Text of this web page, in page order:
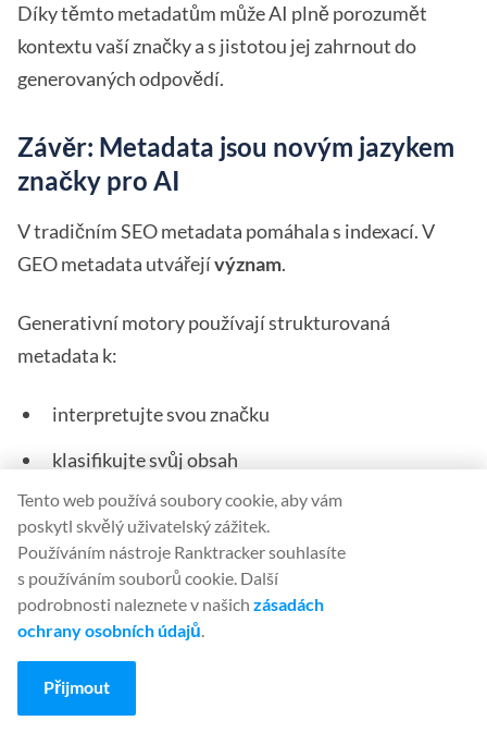
Díky těmto metadatům může AI plně porozumět
kontextu vaší značky a s jistotou jej zahrnout do
generovaných odpovědí.
Závěr: Metadata jsou novým jazykem
značky pro AI
V tradičním SEO metadata pomáhala s indexací. V
GEO metadata utvářejívýznam.
Generativní motory používají strukturovaná
metadata k:
interpretujte svou značku
klasifikujte svůj obsah
zmapujte své vztahy
ověřte své atributy
zjistěte svou odbornost
vyberte si odpovědi
integrujte se do znalostních grafů
Tento web používá soubory cookie, aby vám
poskytl skvělý uživatelský zážitek.
Používáním nástroje Ranktracker souhlasíte
s používáním souborů cookie. Další
podrobnosti naleznete v našich zásadách
ochrany osobních údajů.
Přijmout